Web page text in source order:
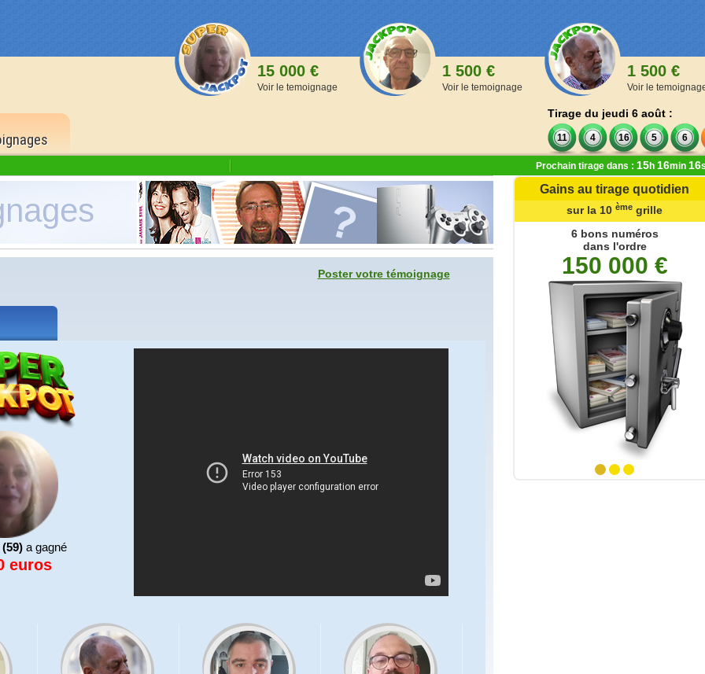
15 000 €
Voir le temoignage
1 500 €
Voir le temoignage
1 500 €
Voir le
Tirage du jeudi 6 août :
11 4 16 5 6
Prochain tirage dans : 15h 16min 15
Poster votre témoignage
(59)a gagné
euros
Gains au tirage quotidien
de la 1 èreà la 9ème grille
1 500,00 €
6 bons numéros
500 points
sur la 10 ème grille
6 bons numéros
dans l'ordre
150 000 €